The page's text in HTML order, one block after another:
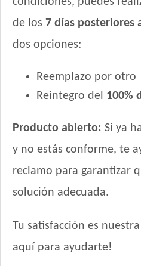
Total Khan Cachorro
Upper Crock Perro Cachorro
Vitalcan Balanced Perro
Vitalcan Balanced Perro
Vitalcan Complete Cachorros
Vitalcan Complete Cachorros de
Voraz Cachorros
de los 7 días posteriores
dos opciones:
Reemplazo por otro
Reintegro del 100%
Producto abierto: Si ya
y no estás conforme, te
reclamo para garantizar
solución adecuada.
Tu satisfacción es
aquí para ayudarte!